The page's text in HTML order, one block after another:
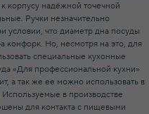
корпусу надёжной точечной
Ручки незначительно
условии, что диаметр дна посуды
конфорк. Но, несмотря на это, для
специальные кухонные
«Для профессиональной кухни»
а так же ее можно использовать в
в производстве
для контакта с пищевыми